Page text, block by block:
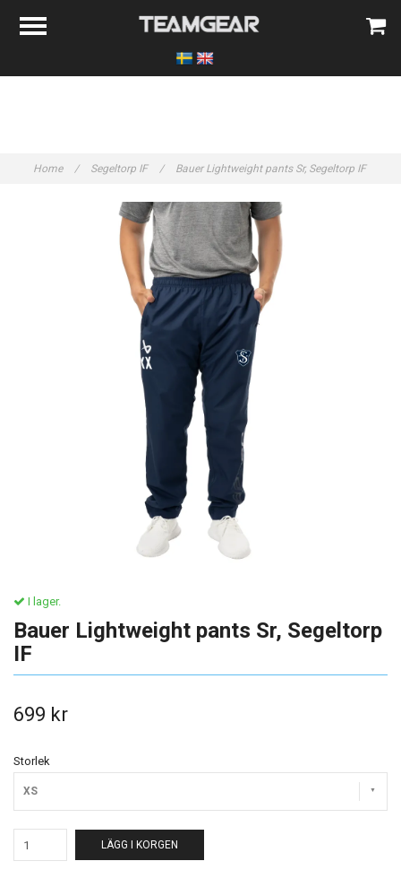
Home / Segeltorp IF / Bauer Lightweight pants Sr, Segeltorp IF
I lager.
Bauer Lightweight pants Sr, Segeltorp
IF
699 kr
Storlek
XS
LÄGG I KORGEN